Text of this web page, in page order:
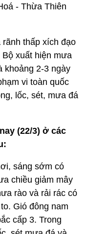
- Thừa Thiên
thấp xích đạo
xuất hiện mưa
khoảng 2-3 ngày
vi toàn quốc
lốc, sét, mưa đá
(22/3) ở các
sáng sớm có
chiều giảm mây
rào và rải rác có
Gió đông nam
cấp 3. Trong